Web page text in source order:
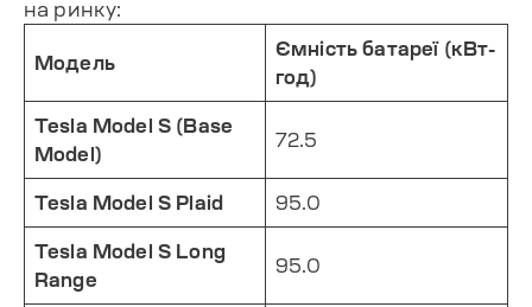
на ринку:
Модель
Ємність батареї (кВт-
год)
Tesla Model S (Base
Model)
72.5
Tesla Model S Plaid 95.0
Tesla Model S Long
Range
95.0